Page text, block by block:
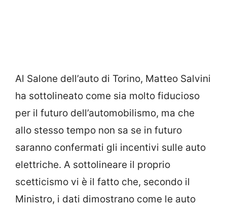
Al Salone dell’auto di Torino, Matteo Salvini
ha sottolineato come sia molto fiducioso
per il futuro dell’automobilismo, ma che
allo stesso tempo non sa se in futuro
saranno confermati gli incentivi sulle auto
elettriche. A sottolineare il proprio
scetticismo vi è il fatto che, secondo il
Ministro, i dati dimostrano come le auto